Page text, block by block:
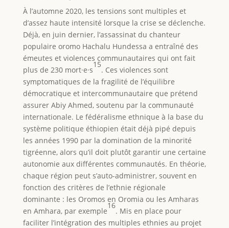
À l’automne 2020, les tensions sont multiples et
d’assez haute intensité lorsque la crise se déclenche.
Déjà, en juin dernier, l’assassinat du chanteur
populaire oromo Hachalu Hundessa a entraîné des
émeutes et violences communautaires qui ont fait
plus de 230 mort·e·s
15
. Ces violences sont
symptomatiques de la fragilité de l’équilibre
démocratique et intercommunautaire que prétend
assurer Abiy Ahmed, soutenu par la communauté
internationale. Le fédéralisme ethnique à la base du
système politique éthiopien était déjà pipé depuis
les années 1990 par la domination de la minorité
tigréenne, alors qu’il doit plutôt garantir une certaine
autonomie aux différentes communautés. En théorie,
chaque région peut s’auto-administrer, souvent en
fonction des critères de l’ethnie régionale
dominante : les Oromos en Oromia ou les Amharas
en Amhara, par exemple
16
. Mis en place pour
faciliter l’intégration des multiples ethnies au projet